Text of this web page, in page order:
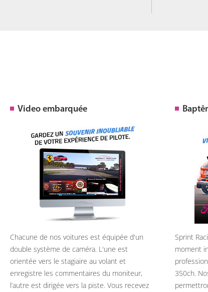
Video embarquée
Chacune de nos voitures est équipée d'un
double système de caméra. L'une est
orientée vers le stagiaire au volant et
enregistre les commentaires du moniteur,
l’autre est dirigée vers la piste. Vous recevez
Sprint
moment
350ch.